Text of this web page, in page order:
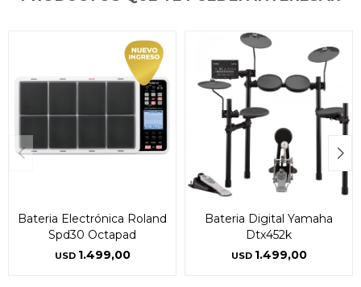
Bateria Electrónica Roland
Spd30 Octapad
USD 1.499,00
Bateri­a Digital Yamaha
Dtx452k
USD 1.499,00